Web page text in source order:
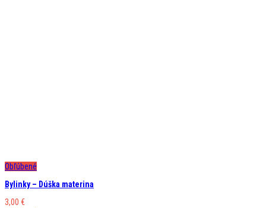
Obľúbené
Bylinky – Dúška materina
3,00 €